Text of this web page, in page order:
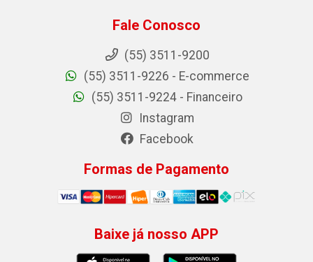
Fale Conosco
(55) 3511-9200
(55) 3511-9226 - E-commerce
(55) 3511-9224 - Financeiro
Instagram
Facebook
Formas de Pagamento
Baixe já nosso APP